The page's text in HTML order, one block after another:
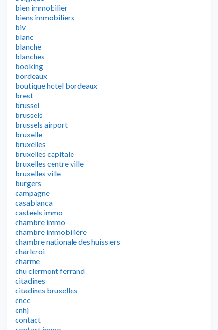
bien immobilier
biens immobiliers
biv
blanc
blanche
blanches
booking
bordeaux
boutique hotel bordeaux
brest
brussel
brussels
brussels airport
bruxelle
bruxelles
bruxelles capitale
bruxelles centre ville
bruxelles ville
burgers
campagne
casablanca
casteels immo
chambre immo
chambre immobilière
chambre nationale des huissiers
charleroi
charme
chu clermont ferrand
citadines
citadines bruxelles
cncc
cnhj
contact